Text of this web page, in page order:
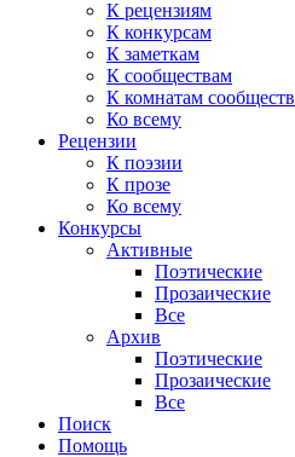
К рецензиям
К конкурсам
К заметкам
К сообществам
К комнатам сообществ
Ко всему
Рецензии
К поэзии
К прозе
Ко всему
Конкурсы
Активные
Поэтические
Прозаические
Все
Архив
Поэтические
Прозаические
Все
Поиск
Помощь